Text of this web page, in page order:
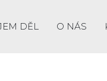
DĚL O NÁS